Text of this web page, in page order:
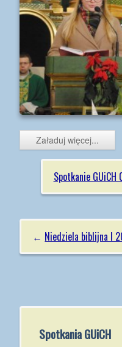
Załaduj więcej...
Spotkanie
← Niedziela biblijna I
Spotkania GUiCH